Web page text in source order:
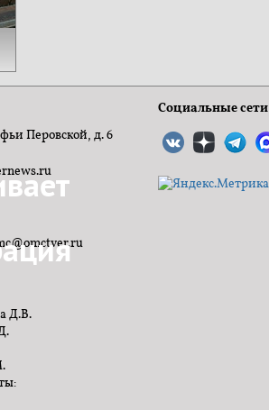
Перовской, д. 6
Д.В.
Социальные сети